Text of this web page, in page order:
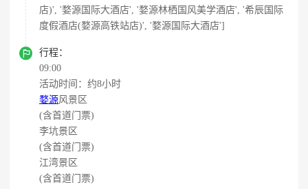
店)', '婺源国际大酒店', '婺源林栖国风美学酒店', '希辰国际
度假酒店(婺源高铁站店)', '婺源国际大酒店']

行程：
09:00
活动时间：约8小时
婺源风景区
(含首道门票)
李坑景区
(含首道门票)
江湾景区
(含首道门票)